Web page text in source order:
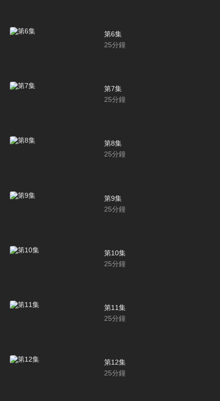
第6集
25分鐘
第7集
25分鐘
第8集
25分鐘
第9集
25分鐘
第10集
25分鐘
第11集
25分鐘
第12集
25分鐘